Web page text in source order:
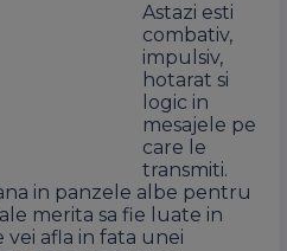
Astazi esti
combativ,
impulsiv,
hotarat si
logic in
mesajele pe
care le
transmiti.
in panzele albe pentru
merita sa fie luate in
vei afla in fata unei